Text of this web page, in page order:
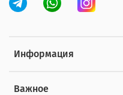
Информация
Важное